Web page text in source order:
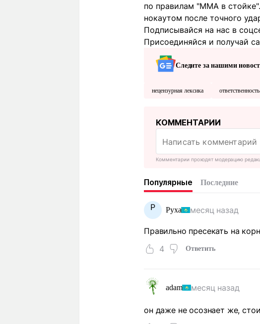
по правилам "ММА в
нокаутом после точного
Подписывайся на нас в
Присоединяйся и получай
Следите за нашими
нецензурная лексика ответственность
КОММЕНТАРИИ
Комментарии проходят модерацию
Популярные Последние
Р Руха месяц назад
Правильно пресекать на
4
Ответить
adam месяц назад
он даже не осознает же,